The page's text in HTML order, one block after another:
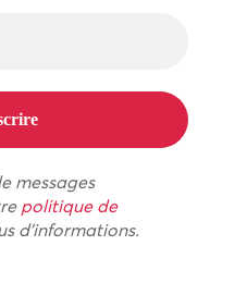
messages
politique de
d’informations.